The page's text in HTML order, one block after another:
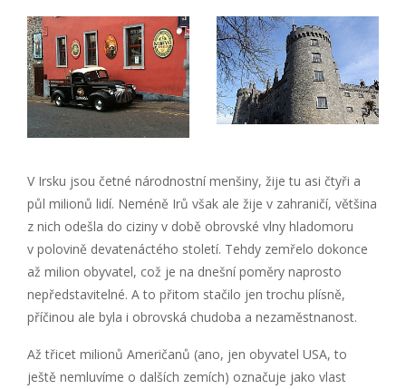
V Irsku jsou četné národnostní menšiny, žije tu asi čtyři a
půl milionů lidí. Neméně Irů však ale žije v zahraničí, většina
z nich odešla do ciziny v době obrovské vlny hladomoru
v polovině devatenáctého století. Tehdy zemřelo dokonce
až milion obyvatel, což je na dnešní poměry naprosto
nepředstavitelné. A to přitom stačilo jen trochu plísně,
příčinou ale byla i obrovská chudoba a nezaměstnanost.
Až třicet milionů Američanů (ano, jen obyvatel USA, to
ještě nemluvíme o dalších zemích) označuje jako vlast